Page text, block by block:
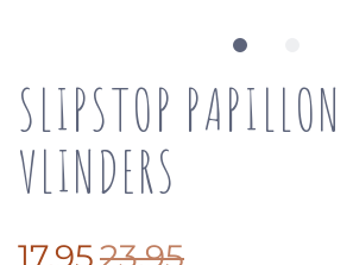
SLIPSTOP
VLINDERS
17,9523,95